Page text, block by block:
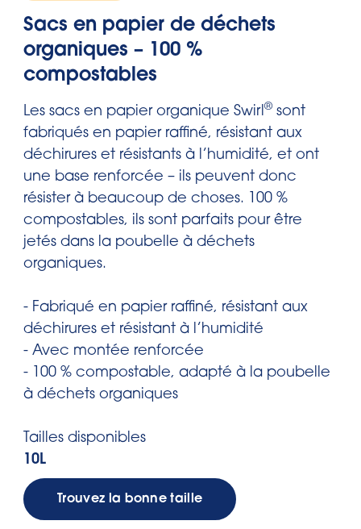
Sacs en papier de déchets
organiques – 100 %
compostables
Les sacs en papier organique Swirl® sont
fabriqués en papier raffiné, résistant aux
déchirures et résistants à l’humidité, et ont
une base renforcée – ils peuvent donc
résister à beaucoup de choses. 100 %
compostables, ils sont parfaits pour être
jetés dans la poubelle à déchets
organiques.
- Fabriqué en papier raffiné, résistant aux
déchirures et résistant à l’humidité
- Avec montée renforcée
- 100 % compostable, adapté à la poubelle
à déchets organiques
Tailles disponibles
10L
Trouvez la bonne taille